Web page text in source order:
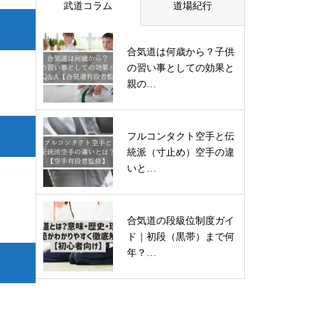
武道コラム 道場紀行
合気道は何歳から？子供
の習い事としての効果と
親の…
フルコンタクト空手と伝
統派（寸止め）空手の違
いと…
合気道の段級位制度ガイ
ド｜初段（黒帯）まで何
年？…